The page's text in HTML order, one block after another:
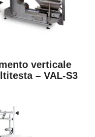
verticale
– VAL-S3